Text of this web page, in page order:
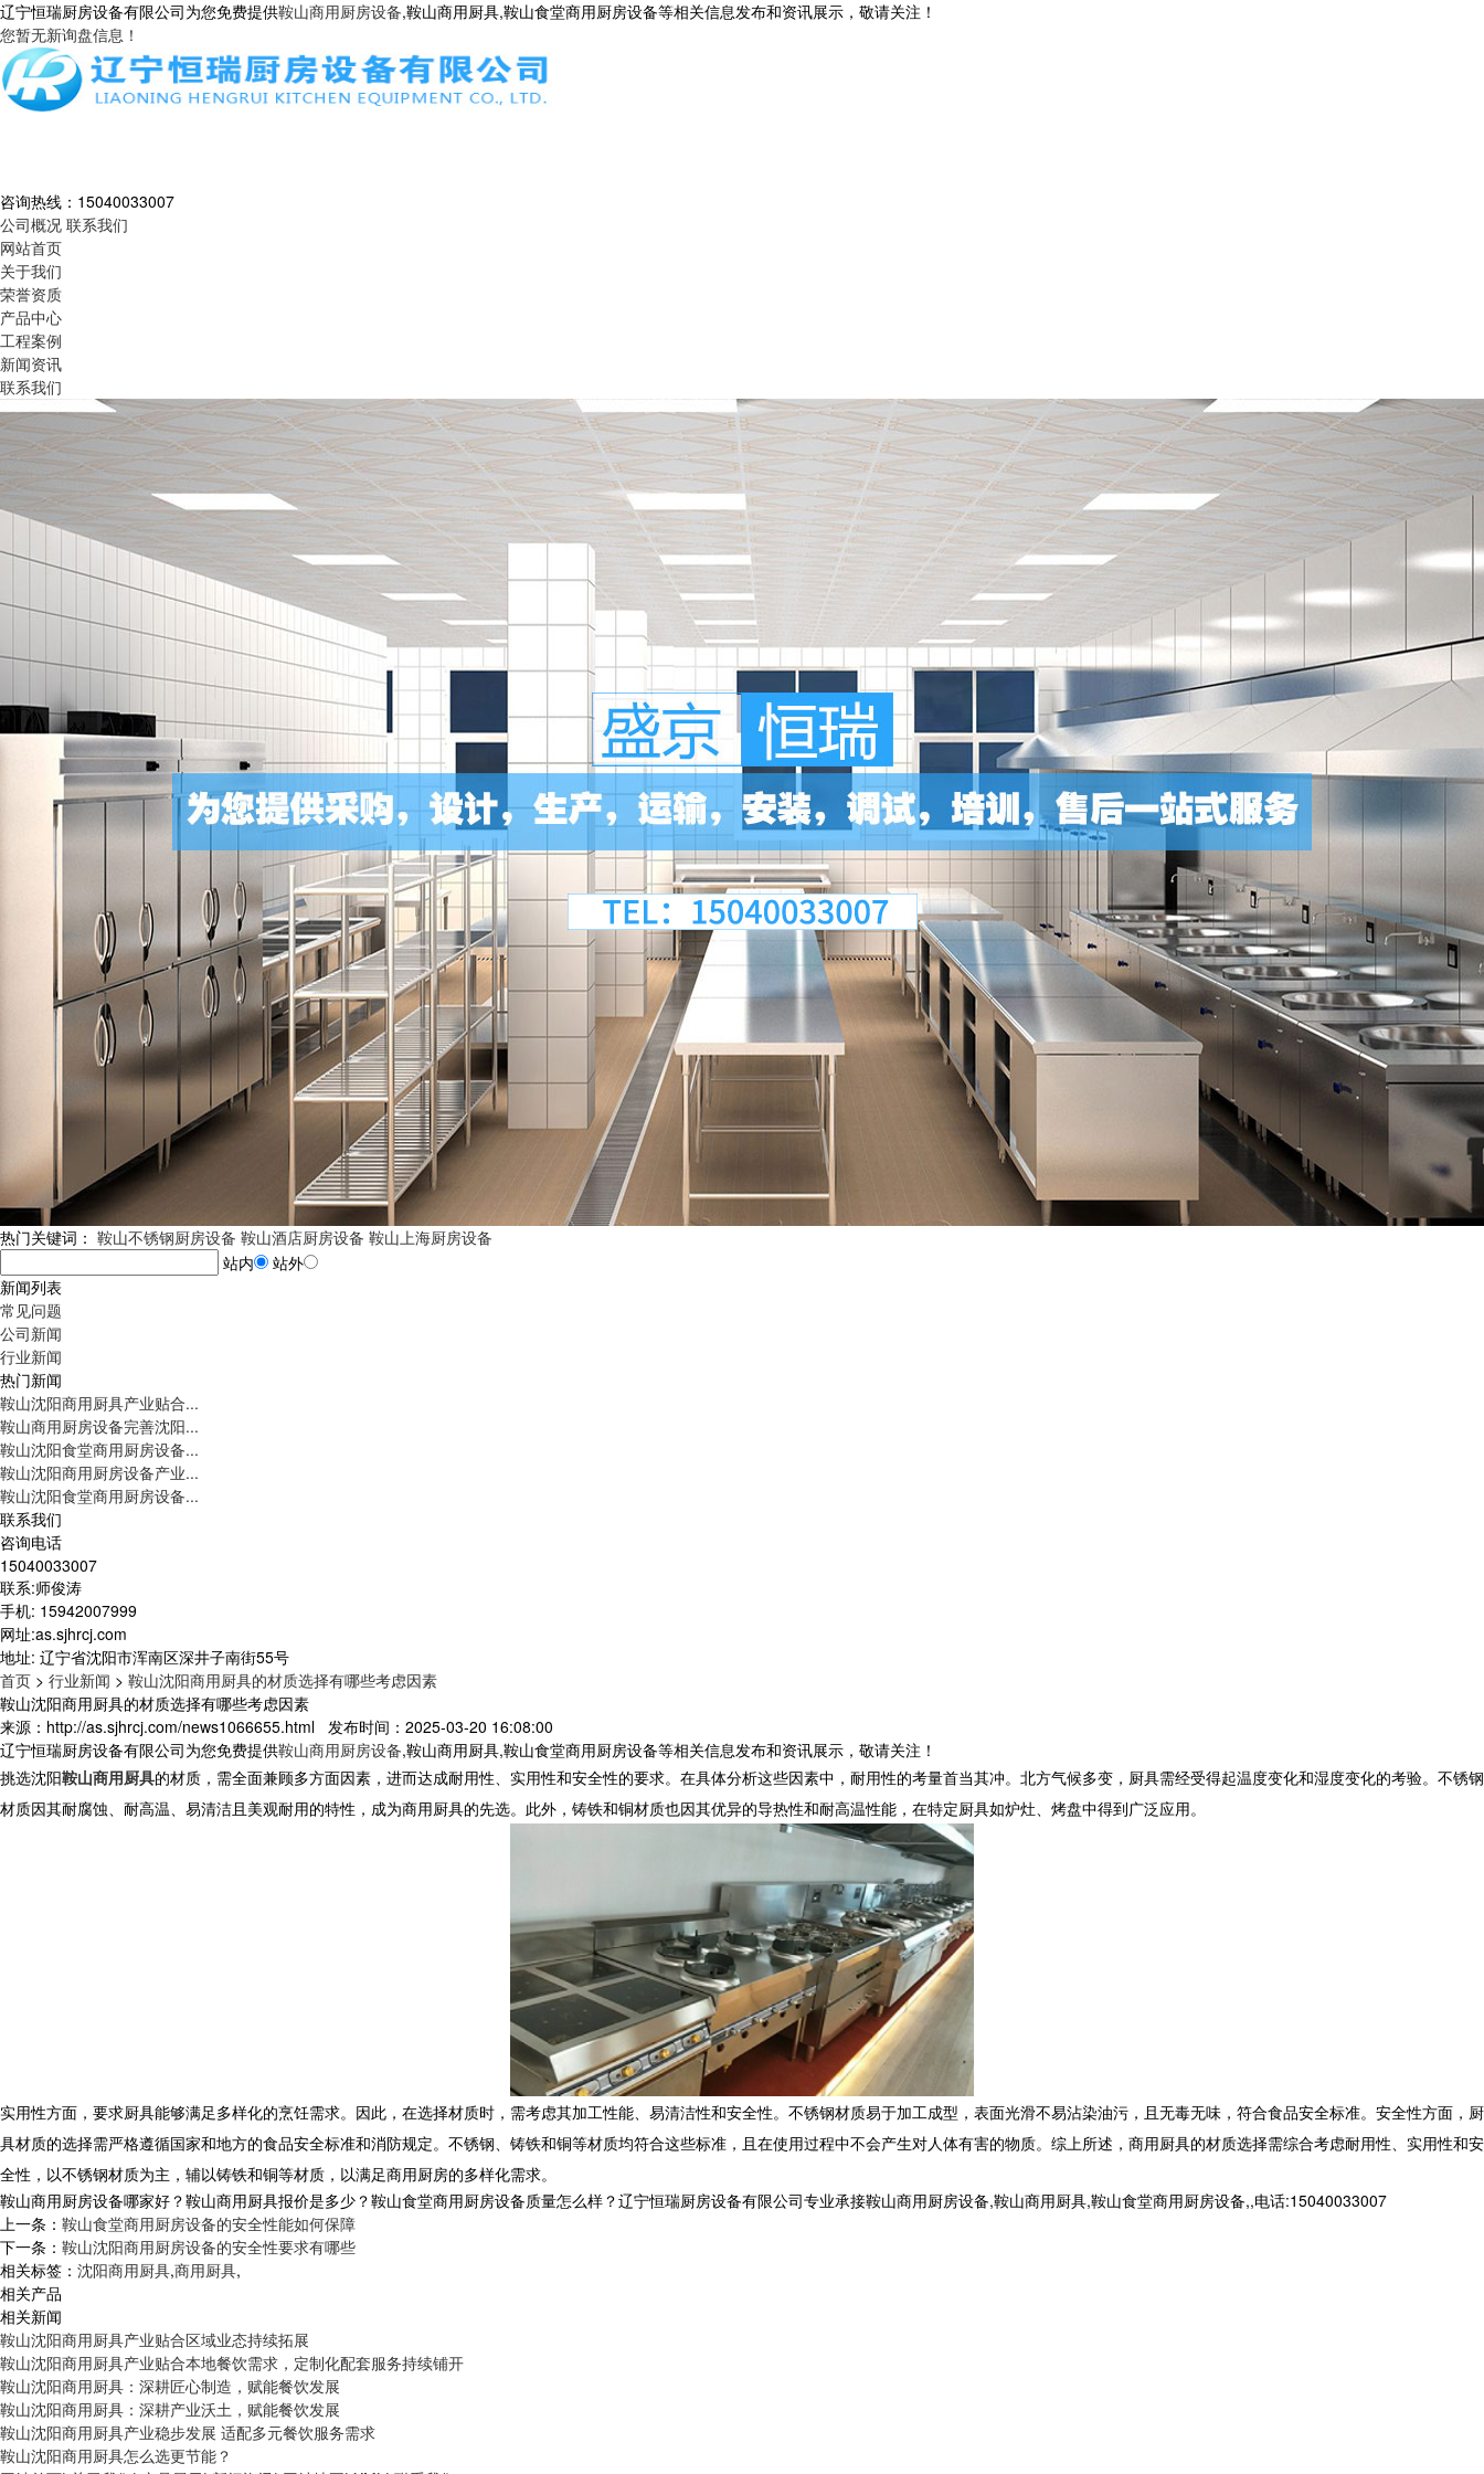
辽宁恒瑞厨房设备有限公司为您免费提供鞍山商用厨房设备,鞍山商用厨具,鞍山食堂商用厨房设备等相关信息发布和资讯展示，敬请关注！
您暂无新询盘信息！
咨询热线： 15040033007
公司概况 联系我们
网站首页
关于我们
荣誉资质
产品中心
工程案例
新闻资讯
联系我们
热门关键词： 鞍山不锈钢厨房设备 鞍山酒店厨房设备 鞍山上海厨房设备
站内
站外
新闻列表
常见问题
公司新闻
行业新闻
热门新闻
鞍山沈阳商用厨具产业贴合...
鞍山商用厨房设备完善沈阳...
鞍山沈阳食堂商用厨房设备...
鞍山沈阳商用厨房设备产业...
鞍山沈阳食堂商用厨房设备...
联系我们
咨询电话
15040033007
联系:师俊涛
手机: 15942007999
网址:as.sjhrcj.com
地址: 辽宁省沈阳市浑南区深井子南街55号
首页 > 行业新闻 > 鞍山沈阳商用厨具的材质选择有哪些考虑因素
鞍山沈阳商用厨具的材质选择有哪些考虑因素
来源：http://as.sjhrcj.com/news1066655.html 发布时间：2025-03-20 16:08:00
辽宁恒瑞厨房设备有限公司为您免费提供鞍山商用厨房设备,鞍山商用厨具,鞍山食堂商用厨房设备等相关信息发布和资讯展示，敬请关注！
挑选沈阳鞍山商用厨具的材质，需全面兼顾多方面因素，进而达成耐用性、实用性和安全性的要求。在具体分析这些因素中，耐用性的考量首当其冲。北方气候多变，厨具需经受得起温度变化和湿度变化的考验。不锈钢
材质因其耐腐蚀、耐高温、易清洁且美观耐用的特性，成为商用厨具的先选。此外，铸铁和铜材质也因其优异的导热性和耐高温性能，在特定厨具如炉灶、烤盘中得到广泛应用。
实用性方面，要求厨具能够满足多样化的烹饪需求。因此，在选择材质时，需考虑其加工性能、易清洁性和安全性。不锈钢材质易于加工成型，表面光滑不易沾染油污，且无毒无味，符合食品安全标准。安全性方面，厨
具材质的选择需严格遵循国家和地方的食品安全标准和消防规定。不锈钢、铸铁和铜等材质均符合这些标准，且在使用过程中不会产生对人体有害的物质。综上所述， 商用厨具的材质选择需综合考虑耐用性、实用性和安
全性，以不锈钢材质为主，辅以铸铁和铜等材质，以满足商用厨房的多样化需求。
鞍山商用厨房设备哪家好？鞍山商用厨具报价是多少？鞍山食堂商用厨房设备质量怎么样？辽宁恒瑞厨房设备有限公司专业承接鞍山商用厨房设备,鞍山商用厨具,鞍山食堂商用厨房设备,,电话:15040033007
上一条： 鞍山食堂商用厨房设备的安全性能如何保障
下一条： 鞍山沈阳商用厨房设备的安全性要求有哪些
相关标签： 沈阳商用厨具,商用厨具,
相关产品
相关新闻
鞍山沈阳商用厨具产业贴合区域业态持续拓展
鞍山沈阳商用厨具产业贴合本地餐饮需求，定制化配套服务持续铺开
鞍山沈阳商用厨具：深耕匠心制造，赋能餐饮发展
鞍山沈阳商用厨具：深耕产业沃土，赋能餐饮发展
鞍山沈阳商用厨具产业稳步发展 适配多元餐饮服务需求
鞍山沈阳商用厨具怎么选更节能？